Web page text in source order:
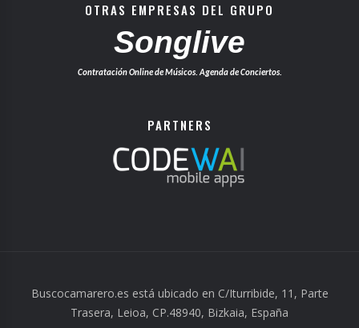
OTRAS EMPRESAS DEL GRUPO
Songlive
Contratación Online de Músicos. Agenda de Conciertos.
PARTNERS
Buscocamarero.es está ubicado en C/Iturribide, 11, Parte
Trasera, Leioa, CP.48940, Bizkaia, España